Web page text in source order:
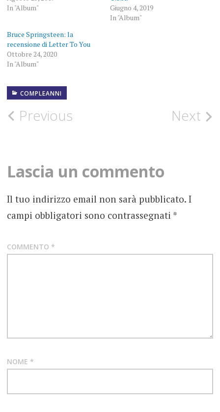
In "Album"
Giugno 4, 2019
In "Album"
Bruce Springsteen: la
recensione di Letter To You
Ottobre 24, 2020
In "Album"
COMPLEANNI
23
SETTEMBRE
COMPLEANNO
FOTOGRAFIE
Post
Previous Next
Lascia un commento
Il tuo indirizzo email non sarà pubblicato. I
campi obbligatori sono contrassegnati *
COMMENTO *
NOME *